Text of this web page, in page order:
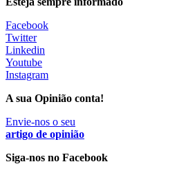
Quase 11.900 jovens recorreram aos
nutricionista no primeiro mês
7 Ago, 2026
ULS de Coimbra estreia cirurgia
apoio robótico em Portugal
Facebook
Twitter
Linkedin
Youtube
Instagram
A sua Opinião conta!
Envie-nos o seu
artigo de opinião
Siga-nos no Facebook